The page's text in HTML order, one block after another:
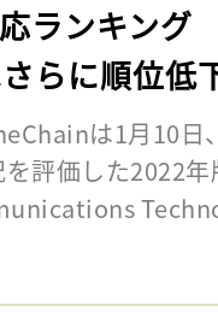
ランキング
らに順位低
は1月10日
評価した2022